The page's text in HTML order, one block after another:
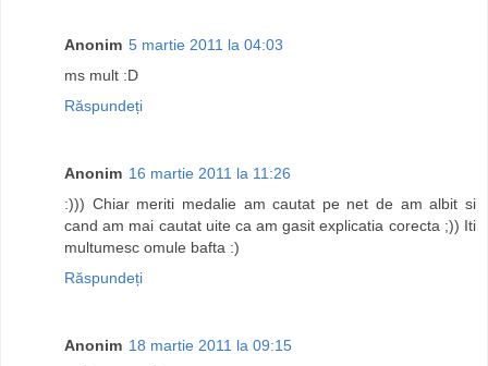
Anonim 5 martie 2011 la 04:03
ms mult :D
Răspundeți
Anonim 16 martie 2011 la 11:26
:))) Chiar meriti medalie am cautat pe net de am albit si
cand am mai cautat uite ca am gasit explicatia corecta ;)) Iti
multumesc omule bafta :)
Răspundeți
Anonim 18 martie 2011 la 09:15